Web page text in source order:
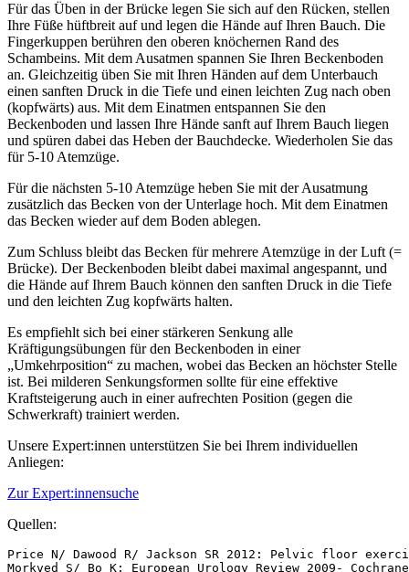
Für das Üben in der Brücke legen Sie sich auf den Rücken, stellen
Ihre Füße hüftbreit auf und legen die Hände auf Ihren Bauch. Die
Fingerkuppen berühren den oberen knöchernen Rand des
Schambeins. Mit dem Ausatmen spannen Sie Ihren Beckenboden
an. Gleichzeitig üben Sie mit Ihren Händen auf dem Unterbauch
einen sanften Druck in die Tiefe und einen leichten Zug nach oben
(kopfwärts) aus. Mit dem Einatmen entspannen Sie den
Beckenboden und lassen Ihre Hände sanft auf Ihrem Bauch liegen
und spüren dabei das Heben der Bauchdecke. Wiederholen Sie das
für 5-10 Atemzüge.
Für die nächsten 5-10 Atemzüge heben Sie mit der Ausatmung
zusätzlich das Becken von der Unterlage hoch. Mit dem Einatmen
das Becken wieder auf dem Boden ablegen.
Zum Schluss bleibt das Becken für mehrere Atemzüge in der Luft (=
Brücke). Der Beckenboden bleibt dabei maximal angespannt, und
die Hände auf Ihrem Bauch können den sanften Druck in die Tiefe
und den leichten Zug kopfwärts halten.
Es empfiehlt sich bei einer stärkeren Senkung alle
Kräftigungsübungen für den Beckenboden in einer
„Umkehrposition“ zu machen, wobei das Becken an höchster Stelle
ist. Bei milderen Senkungsformen sollte für eine effektive
Kraftsteigerung auch in einer aufrechten Position (gegen die
Schwerkraft) trainiert werden.
Unsere Expert:innen unterstützen Sie bei Ihrem individuellen
Anliegen:
Zur Expert:innensuche
Quellen:
Price N/ Dawood R/ Jackson SR 2012: Pelvic floor
Morkved S/ Bo K: European Urology Review 2009-